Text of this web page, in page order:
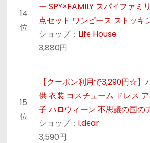
14
位
ー SPY×FAMILY スパイファミ
点セット ワンピース ストッキ
ショップ：Life House
3,880円
15
位
【クーポン利用で3,290円☆】
供 衣装 コスチューム ドレス
子 ハロウィーン 不思議の国の
ショップ：i.dear
3,590円